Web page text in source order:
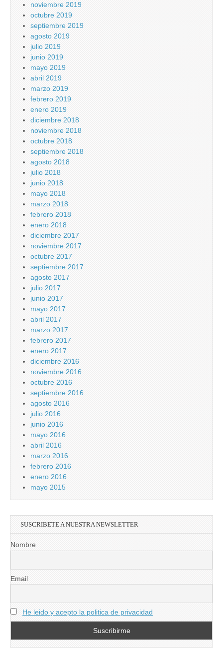
noviembre 2019
octubre 2019
septiembre 2019
agosto 2019
julio 2019
junio 2019
mayo 2019
abril 2019
marzo 2019
febrero 2019
enero 2019
diciembre 2018
noviembre 2018
octubre 2018
septiembre 2018
agosto 2018
julio 2018
junio 2018
mayo 2018
marzo 2018
febrero 2018
enero 2018
diciembre 2017
noviembre 2017
octubre 2017
septiembre 2017
agosto 2017
julio 2017
junio 2017
mayo 2017
abril 2017
marzo 2017
febrero 2017
enero 2017
diciembre 2016
noviembre 2016
octubre 2016
septiembre 2016
agosto 2016
julio 2016
junio 2016
mayo 2016
abril 2016
marzo 2016
febrero 2016
enero 2016
mayo 2015
SUSCRIBETE A NUESTRA NEWSLETTER
Nombre
Email
He leido y acepto la politica de privacidad